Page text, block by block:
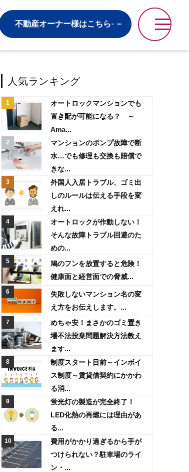
不動産オーナー様はこちら
人気ランキング
オートロックマンションでも
置き配が可能になる？ ～
Ama...
マンションのポンプ故障で断
水…でも修理も交換も賠償で
きな...
外国人入居トラブル、ゴミ出
しのルールは伝える手段を変
えれ...
オートロックが作動しない！
そんな故障トラブル回避のた
めの...
鳩のフンを放置すると危険！
健康面と経営面での脅威...
失敗しないマンション名の変
え方をお伝えします。...
めちゃ安！まさかのゴミ置き
場不法投棄問題解決方法教え
ます...
制度スタート目前～インボイ
ス制度～賃貸借契約にかかわ
る消...
蛍光灯の製造が完全終了！
LED化熱の再燃には理由があ
る...
費用がかかり過ぎるから手が
つけられない？駐車場のライ
ン・...